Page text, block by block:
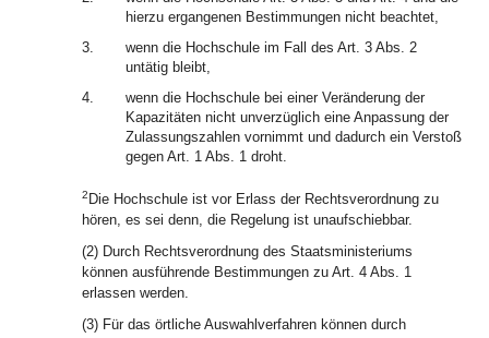
hierzu ergangenen Bestimmungen nicht beachtet,
3.
wenn die Hochschule im Fall des Art. 3 Abs. 2
untätig bleibt,
4.
wenn die Hochschule bei einer Veränderung der
Kapazitäten nicht unverzüglich eine Anpassung der
Zulassungszahlen vornimmt und dadurch ein Verstoß
gegen Art. 1 Abs. 1 droht.
2 Die Hochschule ist vor Erlass der Rechtsverordnung zu
hören, es sei denn, die Regelung ist unaufschiebbar.
(2) Durch Rechtsverordnung des Staatsministeriums
können ausführende Bestimmungen zu Art. 4 Abs. 1
erlassen werden.
(3) Für das örtliche Auswahlverfahren können durch